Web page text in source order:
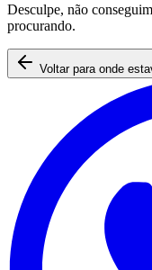
Desculpe, não
procurando.
Voltar para onde